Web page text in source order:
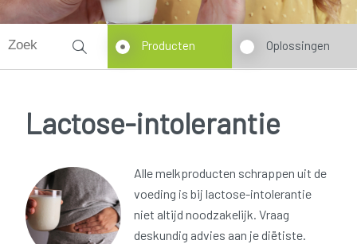
Producten Oplossingen
Lactose-intolerantie
Alle melkproducten schrappen uit de
voeding is bij lactose-intolerantie
niet altijd noodzakelijk. Vraag
deskundig advies aan je diëtiste.